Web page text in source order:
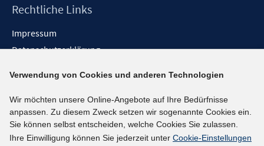
Rechtliche Links
Impressum
Datenschutzerklärung
Barrieren melden
Social-Media-Kanäle
BlueSky
Verwendung von Cookies und anderen Technologien
Wir möchten unsere Online-Angebote auf Ihre Bedürfnisse
anpassen. Zu diesem Zweck setzen wir sogenannte Cookies ein.
Sie können selbst entscheiden, welche Cookies Sie zulassen.
Ihre Einwilligung können Sie jederzeit unter Cookie-Einstellungen